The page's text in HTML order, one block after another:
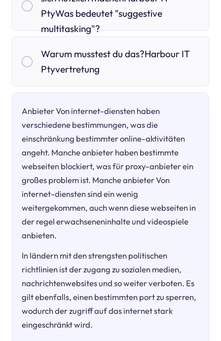
PtyWas bedeutet "suggestive
multitasking"?
Warum musstest du das?Harbour IT
Ptyvertretung
Anbieter Von internet-diensten haben
verschiedene bestimmungen, was die
einschränkung bestimmter online-aktivitäten
angeht. Manche anbieter haben bestimmte
webseiten blockiert, was für proxy-anbieter ein
großes problem ist. Manche anbieter Von
internet-diensten sind ein wenig
weitergekommen, auch wenn diese webseiten in
der regel erwachseneninhalte und videospiele
anbieten.
In ländern mit den strengsten politischen
richtlinien ist der zugang zu sozialen medien,
nachrichtenwebsites und so weiter verboten. Es
gilt ebenfalls, einen bestimmten port zu sperren,
wodurch der zugriff auf das internet stark
eingeschränkt wird.